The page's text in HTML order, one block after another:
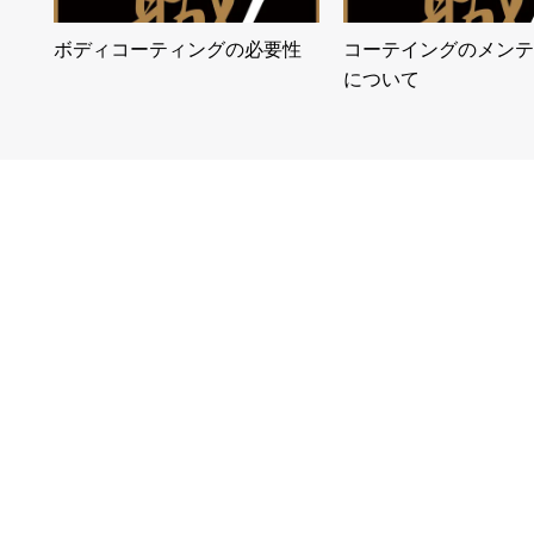
ボディコーティングの必要性
コーテイングのメン
について